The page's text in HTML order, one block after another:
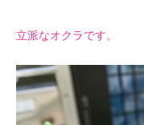
立派なオクラです。